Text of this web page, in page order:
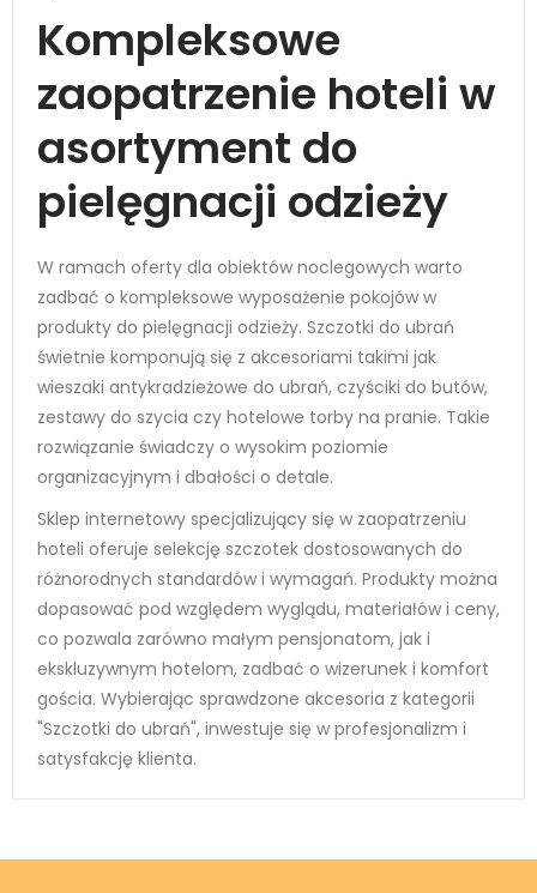
Kompleksowe
zaopatrzenie hoteli w
asortyment do
pielęgnacji odzieży
W ramach oferty dla obiektów noclegowych warto
zadbać o kompleksowe wyposażenie pokojów w
produkty do pielęgnacji odzieży. Szczotki do ubrań
świetnie komponują się z akcesoriami takimi jak
wieszaki antykradzieżowe do ubrań, czyściki do butów,
zestawy do szycia czy hotelowe torby na pranie. Takie
rozwiązanie świadczy o wysokim poziomie
organizacyjnym i dbałości o detale.
Sklep internetowy specjalizujący się w zaopatrzeniu
hoteli oferuje selekcję szczotek dostosowanych do
różnorodnych standardów i wymagań. Produkty można
dopasować pod względem wyglądu, materiałów i ceny,
co pozwala zarówno małym pensjonatom, jak i
ekskluzywnym hotelom, zadbać o wizerunek i komfort
gościa. Wybierając sprawdzone akcesoria z kategorii
"Szczotki do ubrań", inwestuje się w profesjonalizm i
satysfakcję klienta.